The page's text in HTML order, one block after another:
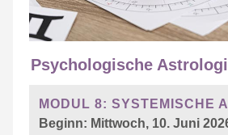
Psychologische
MODUL 8: SYSTEMISCHE
Beginn: Mittwoch, 10. Juni